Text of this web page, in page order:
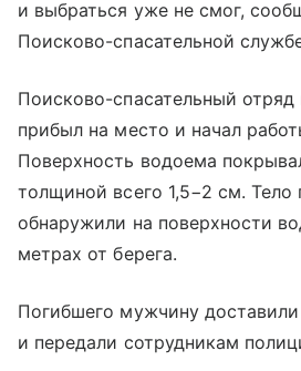
и выбраться уже не смог,
Поисково-спасательной
Поисково-спасательный отряд
прибыл на место и начал
Поверхность водоема
толщиной всего 1,5−2 см. Тело
обнаружили на поверхности
метрах от берега.
Погибшего мужчину доставили
и передали сотрудникам